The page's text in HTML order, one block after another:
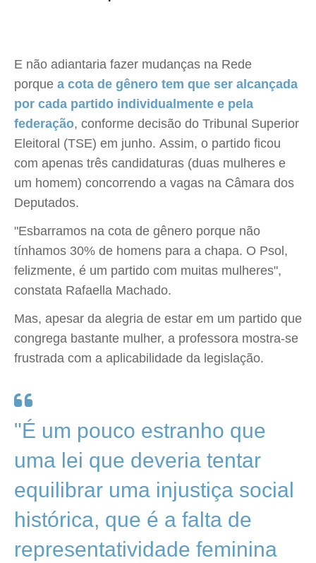
E não adiantaria fazer mudanças na Rede
porque a cota de gênero tem que ser alcançada
por cada partido individualmente e pela
federação, conforme decisão do Tribunal Superior
Eleitoral (TSE) em junho. Assim, o partido ficou
com apenas três candidaturas (duas mulheres e
um homem) concorrendo a vagas na Câmara dos
Deputados.
"Esbarramos na cota de gênero porque não
tínhamos 30% de homens para a chapa. O Psol,
felizmente, é um partido com muitas mulheres",
constata Rafaella Machado.
Mas, apesar da alegria de estar em um partido que
congrega bastante mulher, a professora mostra-se
frustrada com a aplicabilidade da legislação.
"É um pouco estranho que
uma lei que deveria tentar
equilibrar uma injustiça social
histórica, que é a falta de
representatividade feminina